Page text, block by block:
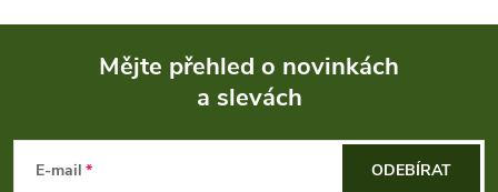
Mějte přehled o novinkách
a slevách
E-mail ODEBÍRAT